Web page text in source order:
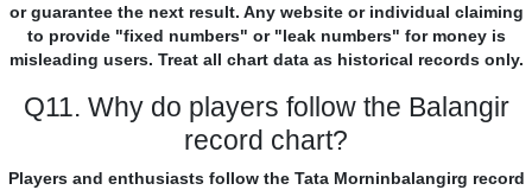
or guarantee the next result. Any website or individual claiming
to provide "fixed numbers" or "leak numbers" for money is
misleading users. Treat all chart data as historical records only.
Q11. Why do players follow the Balangir
record chart?
Players and enthusiasts follow the Tata Morninbalangirg record